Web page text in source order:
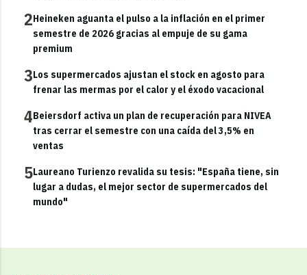
2Heineken aguanta el pulso a la inflación en el primer
semestre de 2026 gracias al empuje de su gama
premium
3Los supermercados ajustan el stock en agosto para
frenar las mermas por el calor y el éxodo vacacional
4Beiersdorf activa un plan de recuperación para NIVEA
tras cerrar el semestre con una caída del 3,5% en
ventas
5Laureano Turienzo revalida su tesis: "España tiene, sin
lugar a dudas, el mejor sector de supermercados del
mundo"